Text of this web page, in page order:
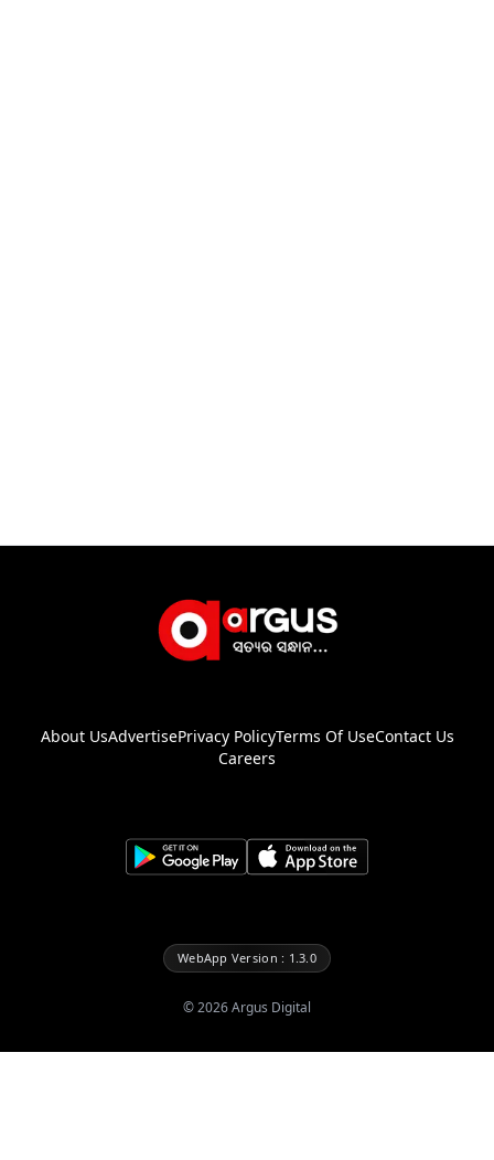
About UsAdvertisePrivacy PolicyTerms Of UseContact Us
Careers
WebApp Version : 1.3.0
©2026Argus Digital